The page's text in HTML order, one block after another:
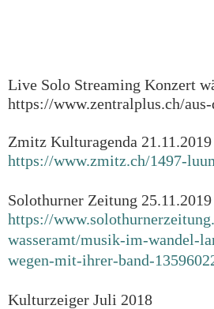
Live Solo Streaming Konzert
https://www.zentralplus.ch/
Zmitz Kulturagenda 21.11.2019
https://www.zmitz.ch/1497-
Solothurner Zeitung 25.11.2019
https://
wasseramt/musik-im-wandel-
wegen-mit-ihrer-band-
Kulturzeiger Juli 2018